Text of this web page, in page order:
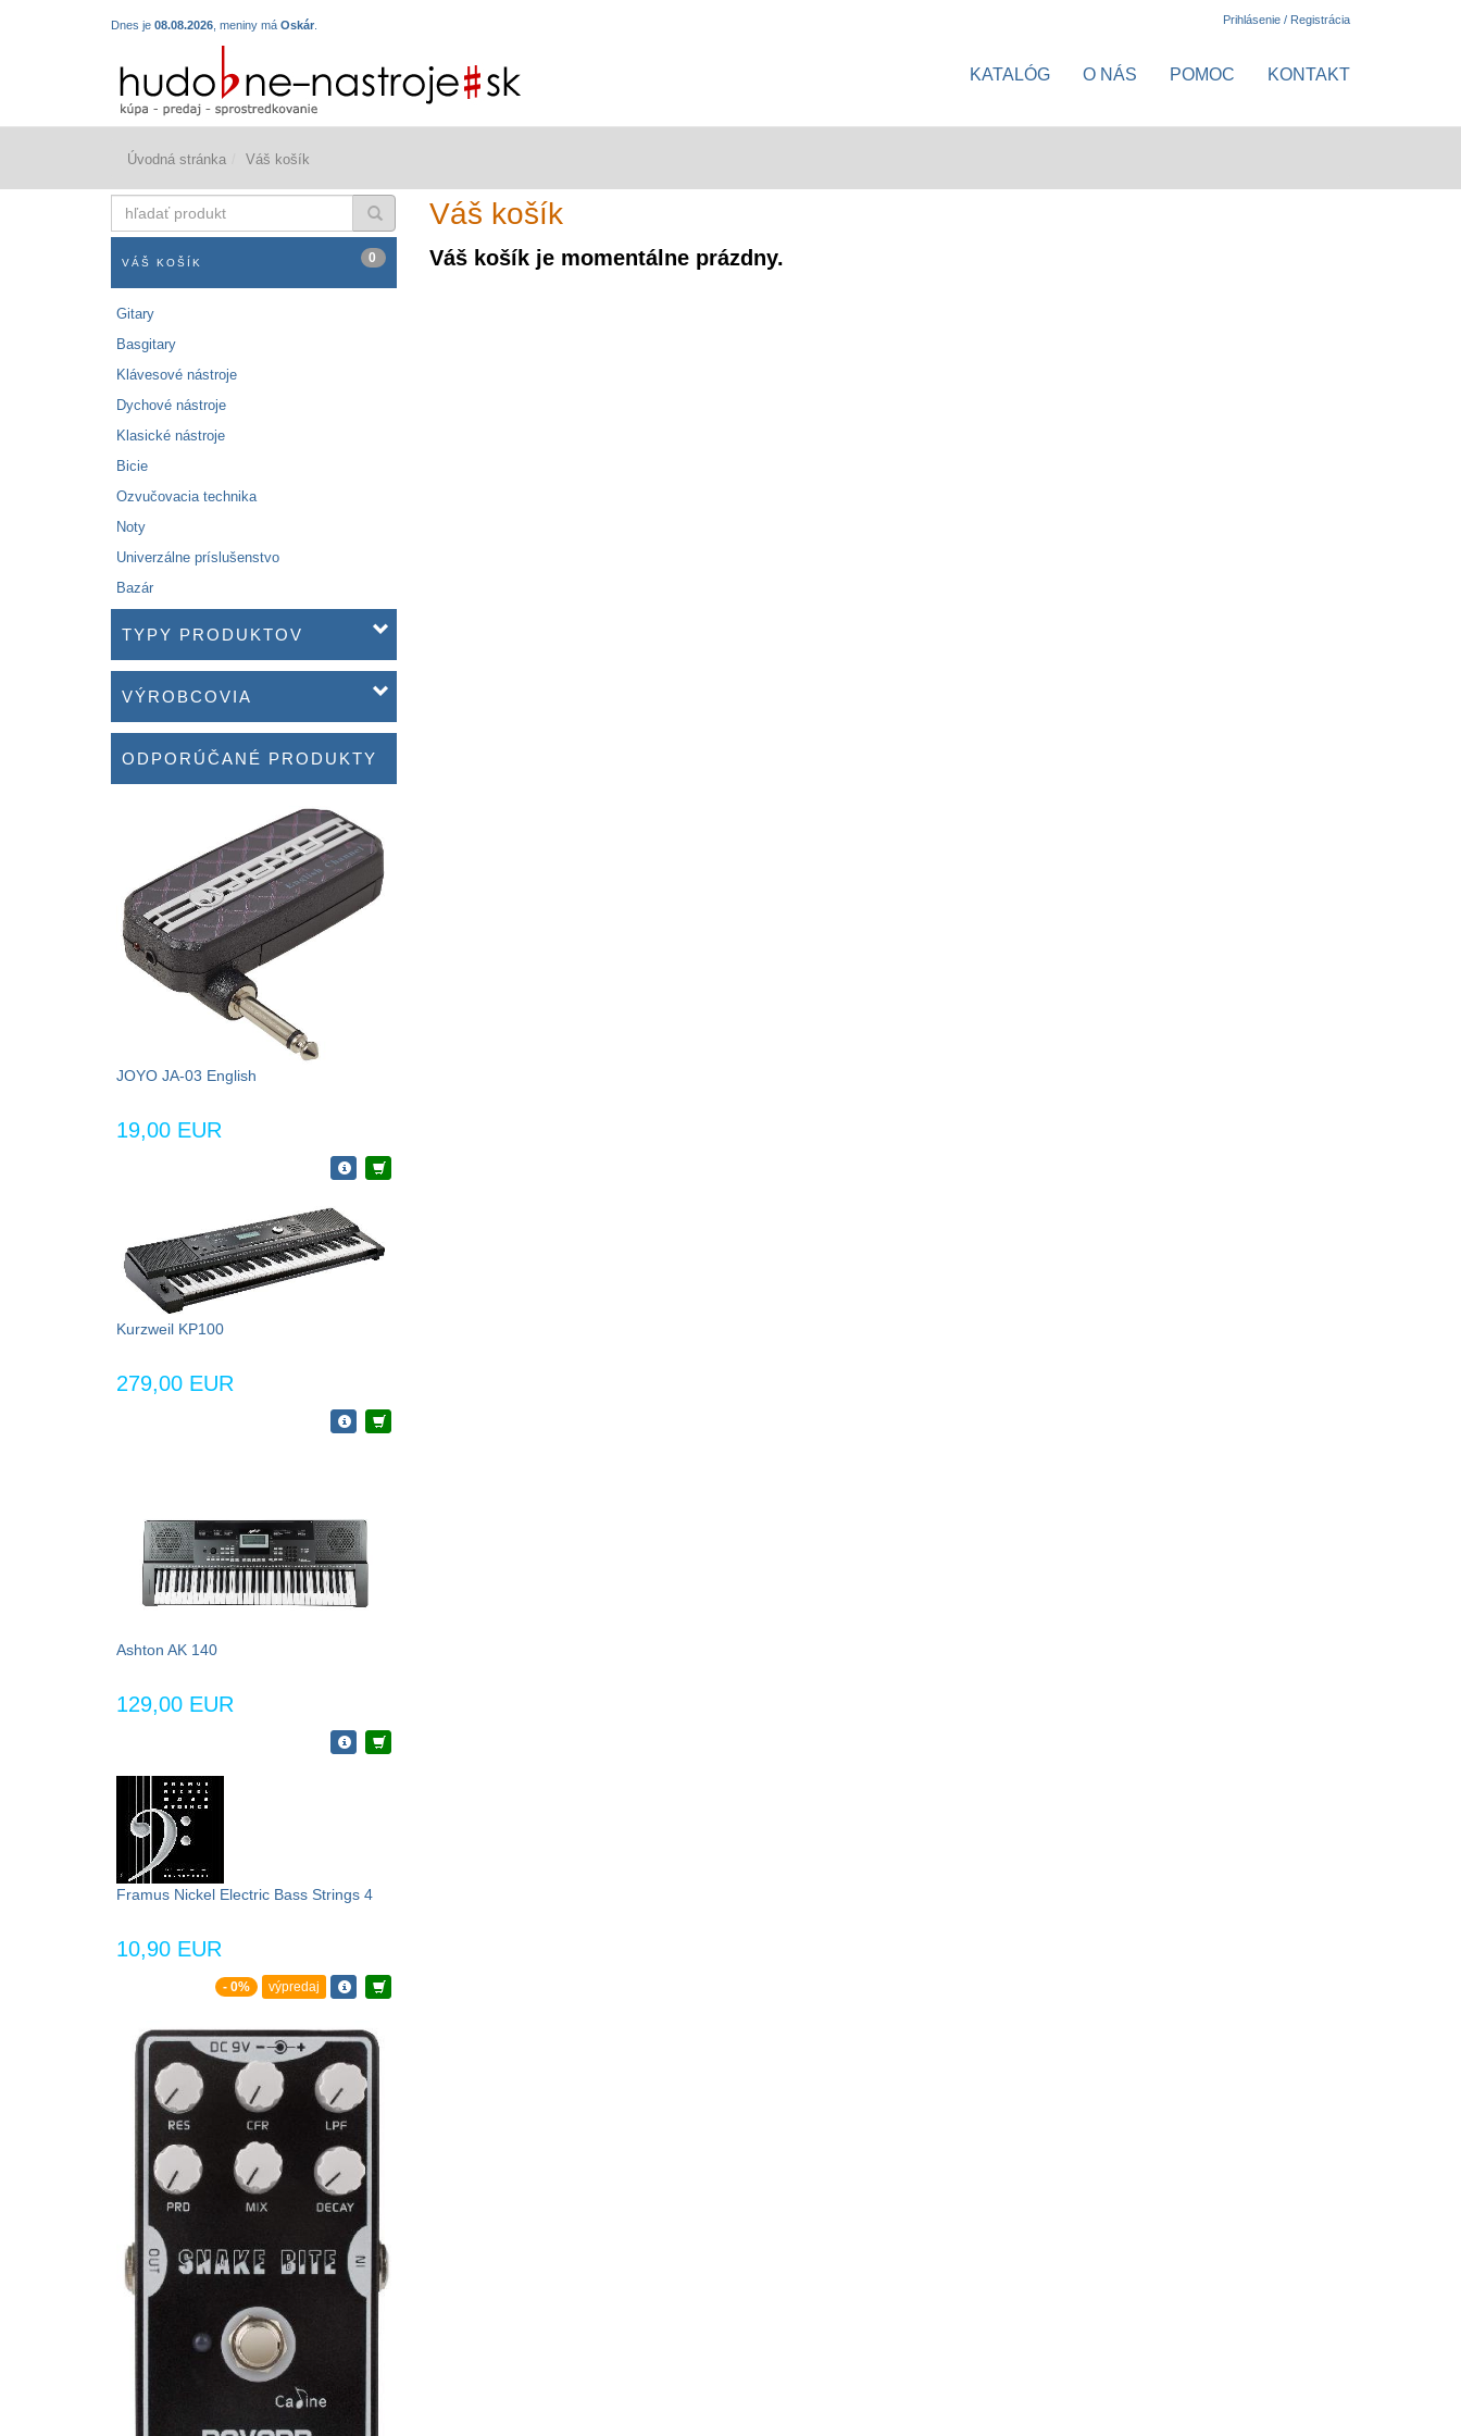
Dnes je 08.08.2026 , meniny má Oskár Prihlásenie / Registrácia
KATALÓG O NÁS POMOC KONTAKT
Úvodná stránka Váš košík
produkt
VÁŠ KOŠÍK 0
Gitary
Basgitary
Klávesové nástroje
Dychové nástroje
Klasické nástroje
Bicie
Ozvučovacia technika
Noty
Univerzálne príslušenstvo
Bazár
TYPY PRODUKTOV
VÝROBCOVIA
ODPORÚČANÉ PRODUKTY
JOYO JA-03 English
19,00 EUR
Kurzweil KP100
279,00 EUR
Ashton AK 140
129,00 EUR
Framus Nickel Electric Bass Strings 4
10,90 EUR
- 0% výpredaj
Váš košík
Váš košík je momentálne prázdny.